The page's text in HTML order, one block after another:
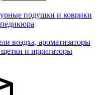
подушки и коврики
воздха, ароматизаторы
и ирригаторы